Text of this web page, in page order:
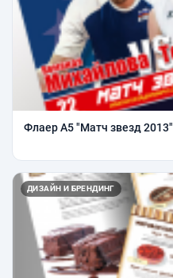
Флаер А5 "Матч звезд 2013"
ДИЗАЙН И БРЕНДИНГ